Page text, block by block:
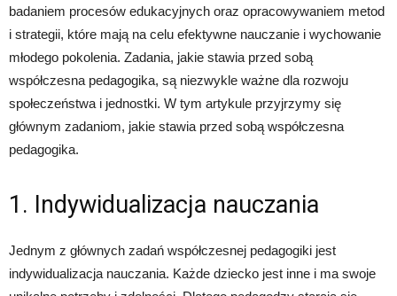
badaniem procesów edukacyjnych oraz opracowywaniem metod
i strategii, które mają na celu efektywne nauczanie i wychowanie
młodego pokolenia. Zadania, jakie stawia przed sobą
współczesna pedagogika, są niezwykle ważne dla rozwoju
społeczeństwa i jednostki. W tym artykule przyjrzymy się
głównym zadaniom, jakie stawia przed sobą współczesna
pedagogika.
1. Indywidualizacja nauczania
Jednym z głównych zadań współczesnej pedagogiki jest
indywidualizacja nauczania. Każde dziecko jest inne i ma swoje